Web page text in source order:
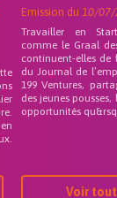
Emission du 10/07/
Travailler en
comme le Graal
continuent-elles de
du Journal de
199 Ventures,
des jeunes
opportunités
Voir